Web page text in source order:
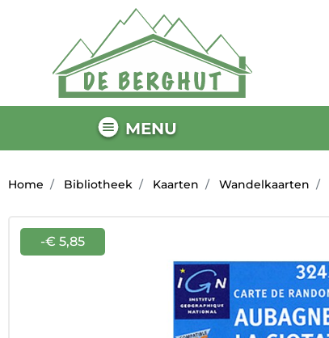
MENU
Home Bibliotheek Kaarten Wandelkaarten
-€ 5,85